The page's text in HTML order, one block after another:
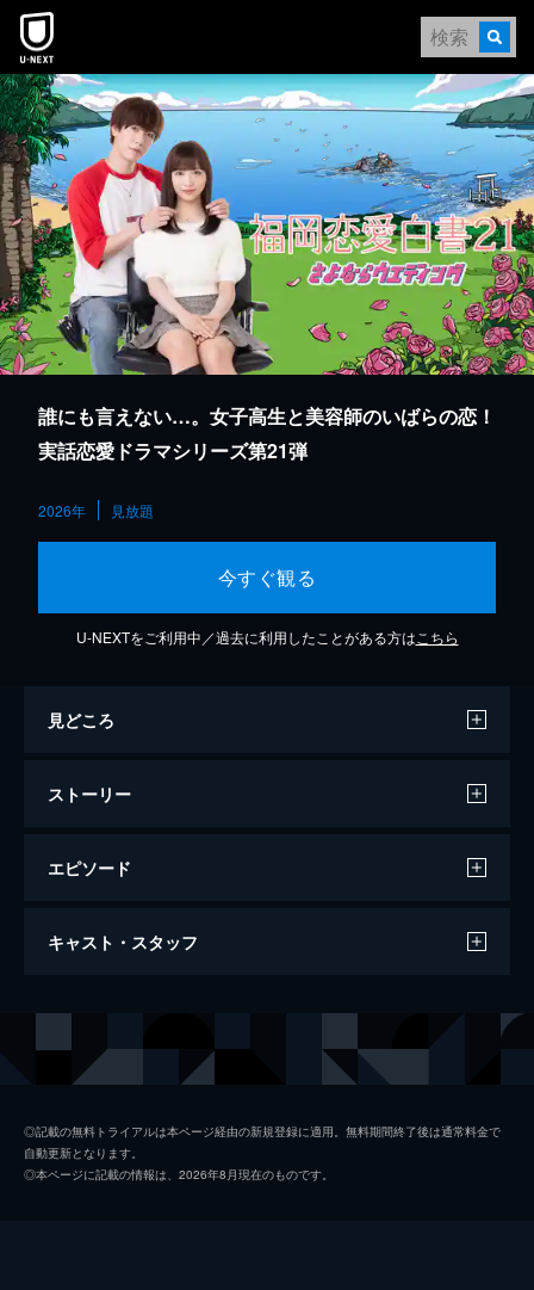
本文へスキップ
誰にも言えない…。女子高生と美容師のいばらの恋！
実話恋愛ドラマシリーズ第21弾
2026年 見放題
今すぐ観る
U-NEXTをご利用中／過去に利用したことがある方は こちら
見どころ
ストーリー
エピソード
福岡恋愛白書21 さよならウエディング
キャスト・スタッフ
内藤秀一郎
◎記載の無料トライアルは本ページ経由の新規登録に適用。無料期間終了後は通常料金で
自動更新となります。
◎本ページに記載の情報は、2026年8月現在のものです。